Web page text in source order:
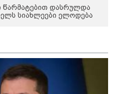
ცვლილებისთვის" 2024
მელიას საარჩევნო
მირცხულავასა და
კობაიძისთვის ბრალის
"აბსურდულს" უწოდებს
ცხინვალის ე.წ.
უწყება - საქართველოს
ხელმძღვანელობამ,
კობახიძის სახით,
წარმატებით დასრულდა
სიახლეები ელოდება